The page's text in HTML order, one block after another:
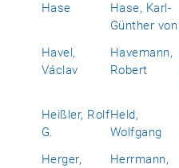
Hase
Hase, Karl-
Günther von
Havel,
Václav
Havemann,
Robert
Heißler, Rolf
G.
Held,
Wolfgang
Herger,
Herrmann,